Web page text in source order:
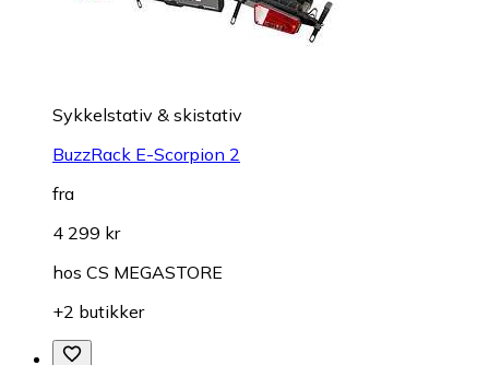
Sykkelstativ & skistativ
BuzzRack E-Scorpion 2
fra
4 299 kr
hos CS MEGASTORE
+2 butikker